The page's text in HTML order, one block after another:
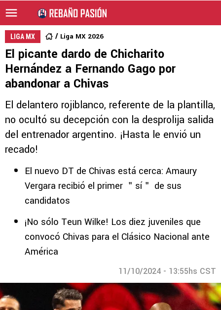
LIGA MX Liga MX 2026
El picante dardo de Chicharito
Hernández a Fernando Gago por
abandonar a Chivas
El delantero rojiblanco, referente de la plantilla,
no ocultó su decepción con la desprolija salida
del entrenador argentino. ¡Hasta le envió un
recado!
El nuevo DT de Chivas está cerca: Amaury
Vergara recibió el primer ＂sí＂ de sus
candidatos
¡No sólo Teun Wilke! Los diez juveniles que
convocó Chivas para el Clásico Nacional ante
América
11/10/2024 - 13:55hs CST